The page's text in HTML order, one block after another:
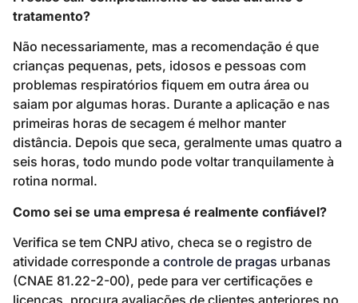
tratamento?
Não necessariamente, mas a recomendação é que
crianças pequenas, pets, idosos e pessoas com
problemas respiratórios fiquem em outra área ou
saiam por algumas horas. Durante a aplicação e nas
primeiras horas de secagem é melhor manter
distância. Depois que seca, geralmente umas quatro a
seis horas, todo mundo pode voltar tranquilamente à
rotina normal.
Como sei se uma empresa é realmente confiável?
Verifica se tem CNPJ ativo, checa se o registro de
atividade corresponde a controle de pragas urbanas
(CNAE 81.22-2-00), pede para ver certificações e